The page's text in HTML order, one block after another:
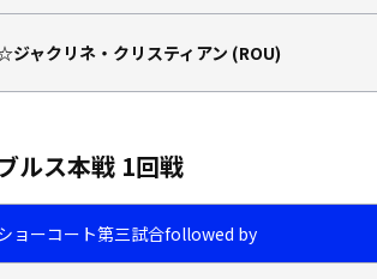
ジャクリネ・クリスティアン (ROU)
ルス本戦 1回戦
ョーコート第三試合followed by